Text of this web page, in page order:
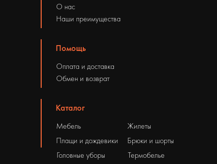
О нас
Наши преимущества
Помощь
Оплата и доставка
Обмен и возврат
Жилеты
Каталог
Плащи и дождевики
Головные уборы
Мебель
Брюки и шорты
Термобелье